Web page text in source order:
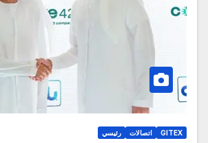
GITEX اتصالات رئيسي